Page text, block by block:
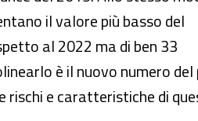
il valore più basso del
al 2022 ma di ben 33
è il nuovo numero
e caratteristiche di